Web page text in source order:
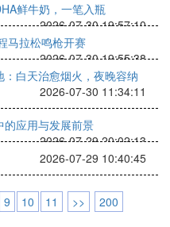
鲜牛奶，一笔入瓶
2026-07-30 19:57:10
马拉松鸣枪开赛
2026-07-30 19:55:38
白天治愈烟火，夜晚容纳
2026-07-30 11:34:11
的应用与发展前景
2026-07-29 20:02:13
2026-07-29 10:40:45
9 10 11 >> 200